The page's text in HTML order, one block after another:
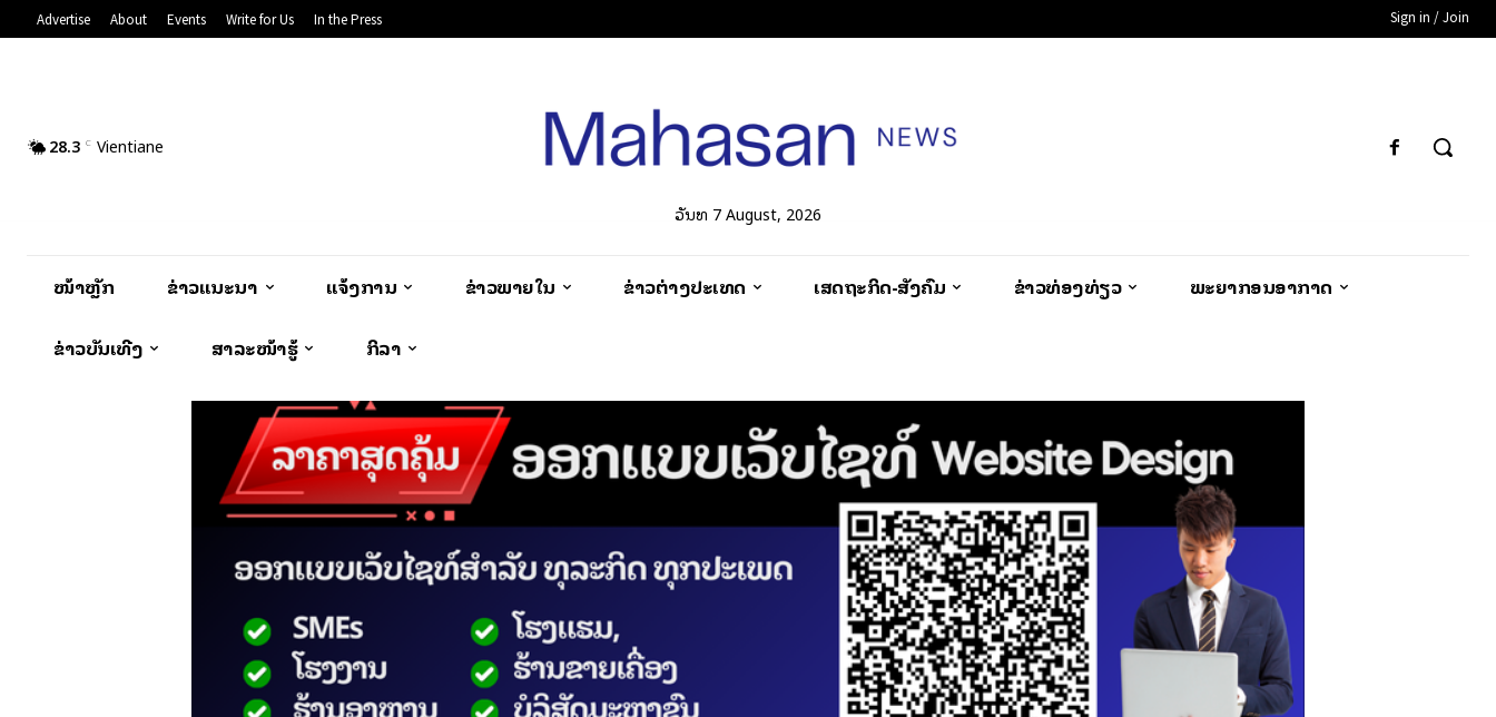
Advertise About Events Write for Us In the Press Sign in / Join
28.3 C Vientiane
ວັນທີ 7 August, 2026
ໜ້າຫຼັກ ຂ່າວແນະນຳ ແຈ້ງການ ຂ່າວພາຍໃນ ຂ່າວຕ່າງປະເທດ ເສດຖະກິດ-ສັງຄົມ ຂ່າວທ່ອງທ່ຽວ ພະຍາກອນອາກາດ
ຂ່າວບັນເທີງ ສາລະໜ້າຮູ້ ກິລາ